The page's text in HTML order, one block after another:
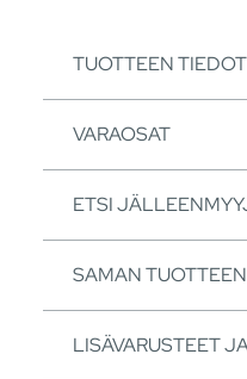
TUOTTEEN TIEDOT
VARAOSAT
ETSI
SAMAN
LISÄVARUSTEET